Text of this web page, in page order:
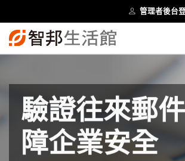
管理者後台
驗證往來郵
障企業安全